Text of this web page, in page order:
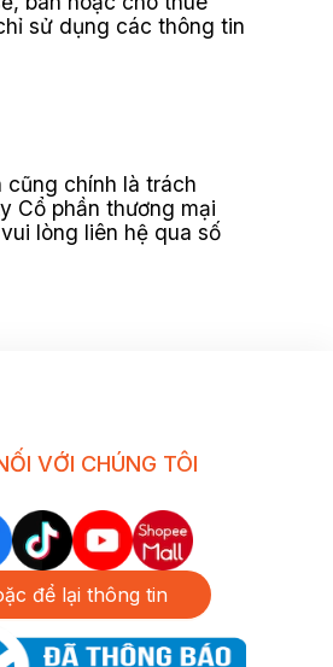
sử dụng các thông tin
cũng chính là trách
Cổ phần thương mại
lòng liên hệ qua số
VỚI CHÚNG TÔI
để lại thông tin